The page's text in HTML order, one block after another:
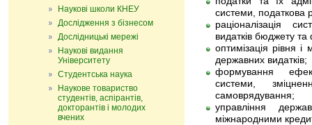
Наукові школи КНЕУ
Дослідження з бізнесом
Дослідницькі мережі
Наукові видання
Університету
Студентська наука
Наукове товариство
студентів, аспірантів,
докторантів і молодих
вчених
системи, податкова
раціоналізація
видатків бюджету
оптимізація рівня і
державних видатків;
формування
системи,
самоврядування;
управління
міжнародними